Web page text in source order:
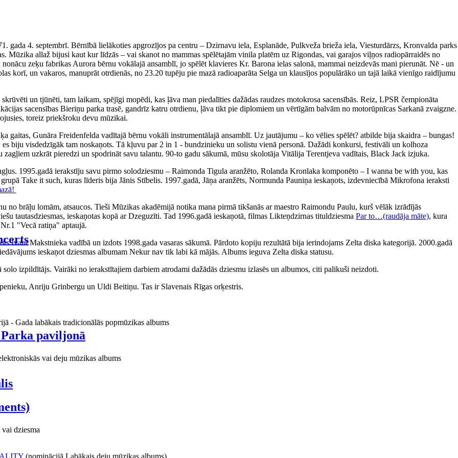
paviljonā
gada 4. septembrī. Bērnībā lielākoties apgrozījos pa centru – Dzirnavu iela, Esplanāde, Pulkveža brieža iela, Viesturdārzs, Kronvalda parks
Mūzika allaž bijusi kaut kur līdzās – vai skanot no mammas spēlētajām vinila platēm uz Rigondas, vai garajos viļņos radiopārraidēs no
zeķu fabrikas Aurora bērnu vokālajā ansamblī, jo spēlēt klavieres Kr. Barona ielas salonā, mammai neizdevās mani pierunāt. Nē - un
korī, un vakaros, manuprāt otrdienās, no 23.20 tupēju pie mazā radioaparāta Selga un klausījos populārāko un tajā laikā vienīgo raidījumu
un tjūnēti, tam laikam, spējīgi mopēdi, kas ļāva man piedalīties dažādas raudzes motokrosa sacensībās. Reiz, LPSR čempionāta
sacensības Bieriņu parka trasē, gandrīz katru otrdienu, ļāva tikt pie diplomiem un vērtīgām balvām no motorūpnīcas Sarkanā zvaigzne.
toreiz priekšroku devu mūzikai.
gaitas, Gunāra Freidenfelda vadītajā bērnu vokāli instrumentālajā ansamblī. Uz jautājumu – ko vēlies spēlēt? atbilde bija skaidra – bungas!
biju visdedzīgāk tam noskaņots. Tā kļuvu par 2 in 1 - bundzinieku un solistu vienā personā. Dažādi konkursi, festivāli un kolhoza
uzkrāt pieredzi un spodrināt savu talantu. 90-to gadu sākumā, mūsu skolotāja Vitālija Terentjeva vadītais, Black Jack izjuka.
1995.gadā ierakstīju savu pirmo solodziesmu – Raimonda Tigula aranžēto, Rolanda Kronlaka komponēto – I wanna be with you, kas
Take it such, kuras līderis bija Jānis Stībelis. 1997.gadā, Jāņa aranžēts, Normunda Pauniņa ieskaņots, izdevniecībā Mikrofona ieraksti
brāļu lomām, atsaucos. Tieši Mūzikas akadēmijā notika mana pirmā tikšanās ar maestro Raimondu Paulu, kurš vēlāk izrādījās
tautasdziesmas, ieskaņotas kopā ar Dzeguzīti. Tad 1996.gadā ieskaņotā, filmas Likteņdzirnas tituldziesma Par to…(raudāja māte), kura
"Vecā ratiņa" aptaujā.
Ivara Makstnieka vadībā un izdots 1998.gada vasaras sākumā. Pārdoto kopiju rezultātā bija ierindojams Zelta diska kategorijā. 2000.gadā
ieskaņot dziesmas albumam Nekur nav tik labi kā mājās. Albums ieguva Zelta diska statusu.
izpildītājs. Vairāki no ierakstītajiem darbiem atrodami dažādās dziesmu izlasēs un albumos, citi palikuši neizdoti.
Anriju Grinbergu un Uldi Beitiņu. Tas ir Slavenais Rīgas orķestris.
- Gada labākais tradicionālās popmūzikas albums
vai deju mūzikas albums
dziesma
(nominācijā Labākais deju mūzikas albums)